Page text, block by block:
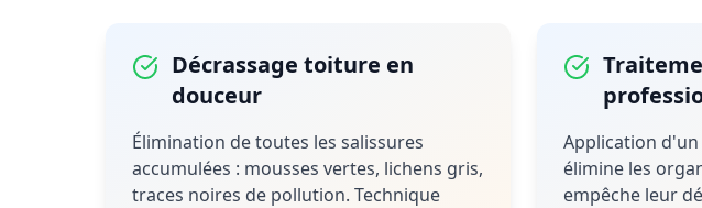
Décrassage toiture en
douceur
Élimination de toutes les salissures
accumulées : mousses vertes, lichens gris,
traces noires de pollution. Technique
Application
élimine les
empêche leur